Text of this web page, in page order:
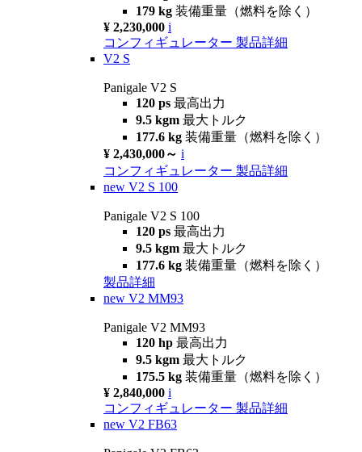
179 kg 装備重量（燃料を除く）
¥ 2,230,000 i
コンフィギュレーター 製品詳細
V2 S
Panigale V2 S
120 ps 最高出力
9.5 kgm 最大トルク
177.6 kg 装備重量（燃料を除く）
¥ 2,430,000～ i
コンフィギュレーター 製品詳細
new V2 S 100
Panigale V2 S 100
120 ps 最高出力
9.5 kgm 最大トルク
177.6 kg 装備重量（燃料を除く）
製品詳細
new V2 MM93
Panigale V2 MM93
120 hp 最高出力
9.5 kgm 最大トルク
175.5 kg 装備重量（燃料を除く）
¥ 2,840,000 i
コンフィギュレーター 製品詳細
new V2 FB63